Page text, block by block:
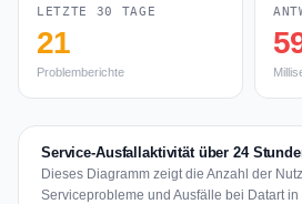
LETZTE 30 TAGE
21
Problemberichte
Service-Ausfallaktivität über 24
Dieses Diagramm zeigt die Anzahl der
Serviceprobleme und Ausfälle bei Datart